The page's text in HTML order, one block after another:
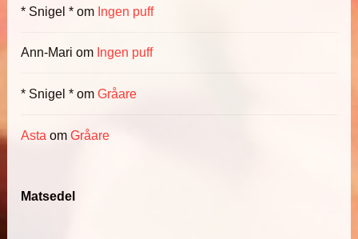
* Snigel * om Ingen puff
Ann-Mari om Ingen puff
* Snigel * omGråare
Asta omGråare
Matsedel